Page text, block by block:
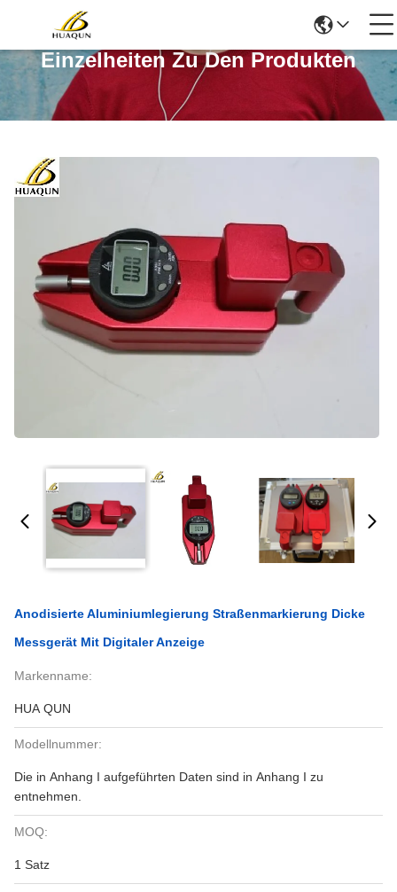
Einzelheiten Zu Den Produkten
Anodisierte Aluminiumlegierung Straßenmarkierung Dicke
Messgerät Mit Digitaler Anzeige
Markenname:
HUA QUN
Modellnummer:
Die in Anhang I aufgeführten Daten sind in Anhang I zu
entnehmen.
MOQ:
1 Satz